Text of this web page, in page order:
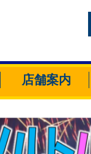
店舗案内